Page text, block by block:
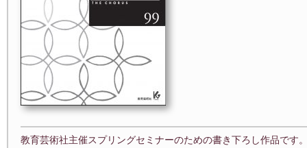
教育芸術社主催スプリングセミナーのための書き下ろし作品で